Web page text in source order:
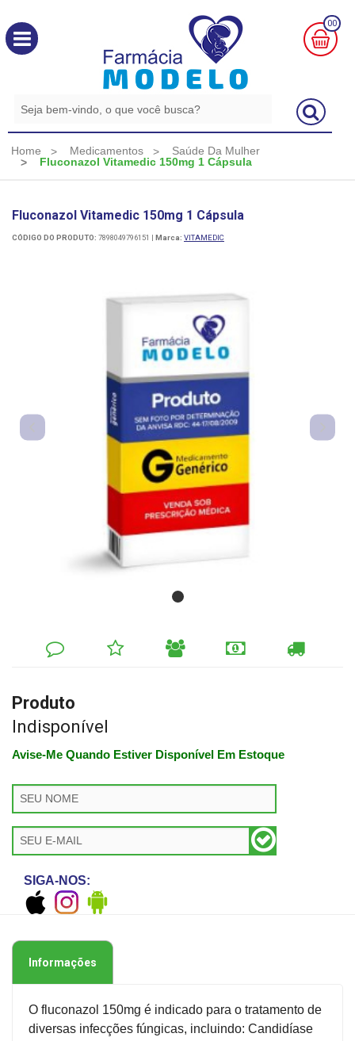
00
0,00
Home Medicamentos
Saúde Da Mulher
Fluconazol Vitamedic 150mg 1 Cápsula
Fluconazol Vitamedic 150mg 1 Cápsula
CÓDIGO DO PRODUTO: 7898049796151 | Marca: VITAMEDIC
DEIXE
COMENTÁRIO
MINHA
LISTA
INDIQUE
FORMAS
CALCULAR
FRETE
Produto
Indisponível
Avise-Me Quando Estiver Disponível Em Estoque
SIGA-NOS:
Informações
O fluconazol 150mg é indicado para o tratamento de
diversas infecções fúngicas, incluindo: Candidíase